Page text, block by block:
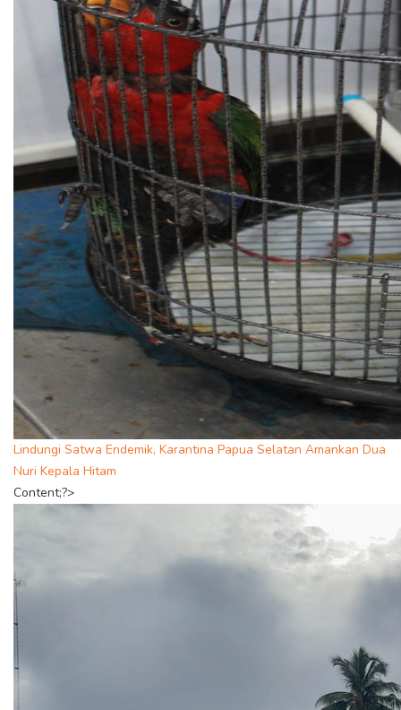
Lindungi Satwa Endemik, Karantina Papua Selatan Amankan Dua
Nuri Kepala Hitam
Content;?>